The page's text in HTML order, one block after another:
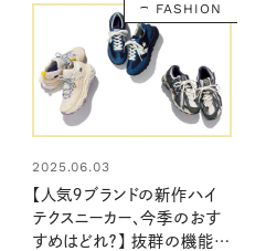
FASHION
2025.06.03
【人気９ブランドの新作ハイ
テクスニーカー、今季のおす
すめはどれ？】 抜群の機能性